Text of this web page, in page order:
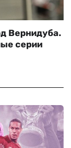
Вернидуба.
серии